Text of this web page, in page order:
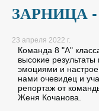
ЗАРНИЦА
23 апреля 2022 г.
Команда 8 "А"
высокие
эмоциями и
нами очевидец и
репортаж от
Женя Кочанова.